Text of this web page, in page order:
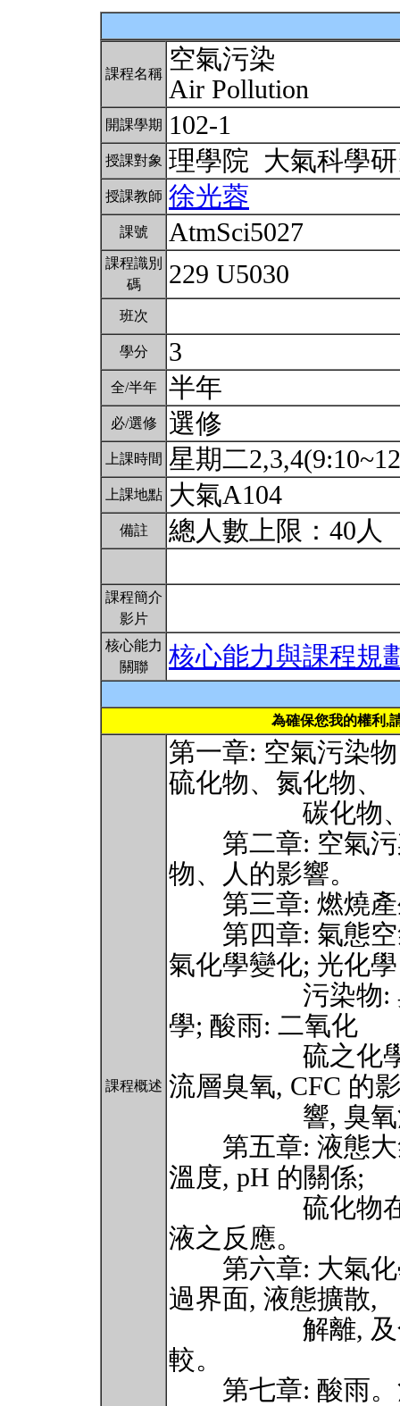
課程名稱 空氣污染
Air Pollution
開課學期 102-1
授課對象 理學院 大氣科學
授課教師 徐光蓉
課號 AtmSci5027
課程識別
碼
229 U5030
班次
學分 3
全/半年 半年
必/選修 選修
上課時間 星期二
上課地點 大氣A104
備註 總人數上限：40人
課程簡介
影片
核心能力
關聯
核心能力與課程規
為確保您我的權利,
課程概述
第一章: 空氣污染
硫化物、氮化物、
碳化物、鹵
第二章: 空氣污
物、人的影響。
第三章: 燃燒產
第四章: 氣態空
氣化學變化; 光化學
污染物: 臭氧
學; 酸雨: 二氧化
硫之化學變化
流層臭氧, CFC 的
響, 臭氧洞的
第五章: 液態大
溫度, pH 的關係;
硫化物在水溶
液之反應。
第六章: 大氣化
過界面, 液態擴散,
解離, 及化學
較。
第七章: 酸雨。